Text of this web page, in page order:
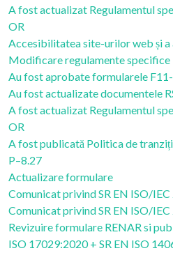
A fost actualizat Regulamentul
OR
Accesibilitatea site-urilor web și
Modificare regulamente specifice
Au fost aprobate formularele
Au fost actualizate documentele
A fost actualizat Regulamentul
OR
A fost publicată Politica de
P–8.27
Actualizare formulare
Comunicat privind SR EN ISO/
Comunicat privind SR EN ISO/
Revizuire formulare RENAR si
ISO 17029:2020 + SR EN ISO